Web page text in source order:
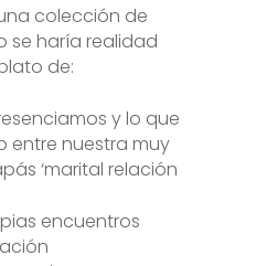
colección de
se haría realidad
de:
y lo que
entre nuestra muy
‘marital relación
encuentros